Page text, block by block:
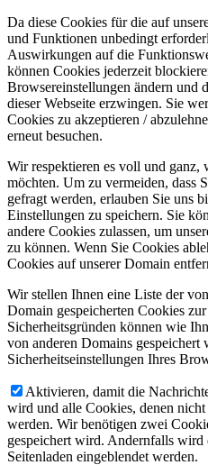
Da diese Cookies für die auf
und Funktionen unbedingt
Auswirkungen auf die
können Cookies jederzeit
Browsereinstellungen ändern und
dieser Webseite erzwingen. Sie
Cookies zu akzeptieren /
erneut besuchen.
Wir respektieren es voll und ganz,
möchten. Um zu vermeiden, dass
gefragt werden, erlauben Sie uns
Einstellungen zu speichern. Sie
andere Cookies zulassen, um
zu können. Wenn Sie Cookies
Cookies auf unserer Domain
Wir stellen Ihnen eine Liste der
Domain gespeicherten Cookies
Sicherheitsgründen können wie
von anderen Domains gespeichert
Sicherheitseinstellungen Ihres
Aktivieren, damit die
wird und alle Cookies, denen
werden. Wir benötigen zwei
gespeichert wird. Andernfalls
Seitenladen eingeblendet werden.